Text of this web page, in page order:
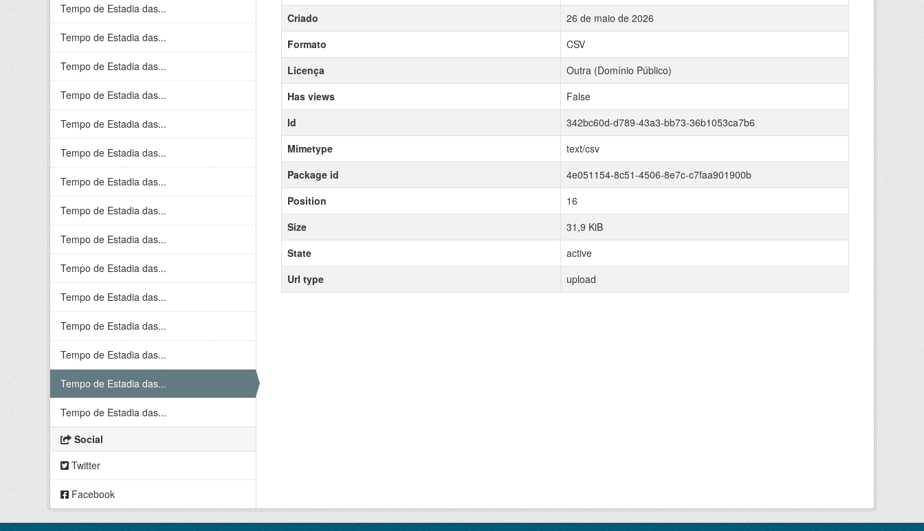
Tempo de Estadia das...
Tempo de Estadia das...
Tempo de Estadia das...
Tempo de Estadia das...
Tempo de Estadia das...
Tempo de Estadia das...
Tempo de Estadia das...
Tempo de Estadia das...
Tempo de Estadia das...
Tempo de Estadia das...
Tempo de Estadia das...
Tempo de Estadia das...
Tempo de Estadia das...
Tempo de Estadia das...
Tempo de Estadia das...
Social
Twitter
Facebook
Criado
26 de maio de 2026
Formato
CSV
Licença
Outra (Domínio Público)
Has views
False
Id
342bc60d-d789-43a3-bb73-36b1053ca7b6
Mimetype
text/csv
Package id
4e051154-8c51-4506-8e7c-c7faa901900b
Position
16
Size
31,9 KiB
State
active
Url type
upload